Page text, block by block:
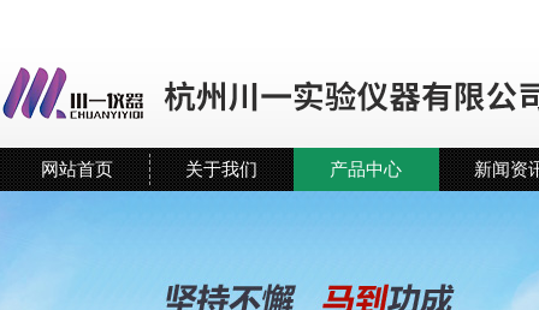
网站首页 关于我们 产品中心 新闻资